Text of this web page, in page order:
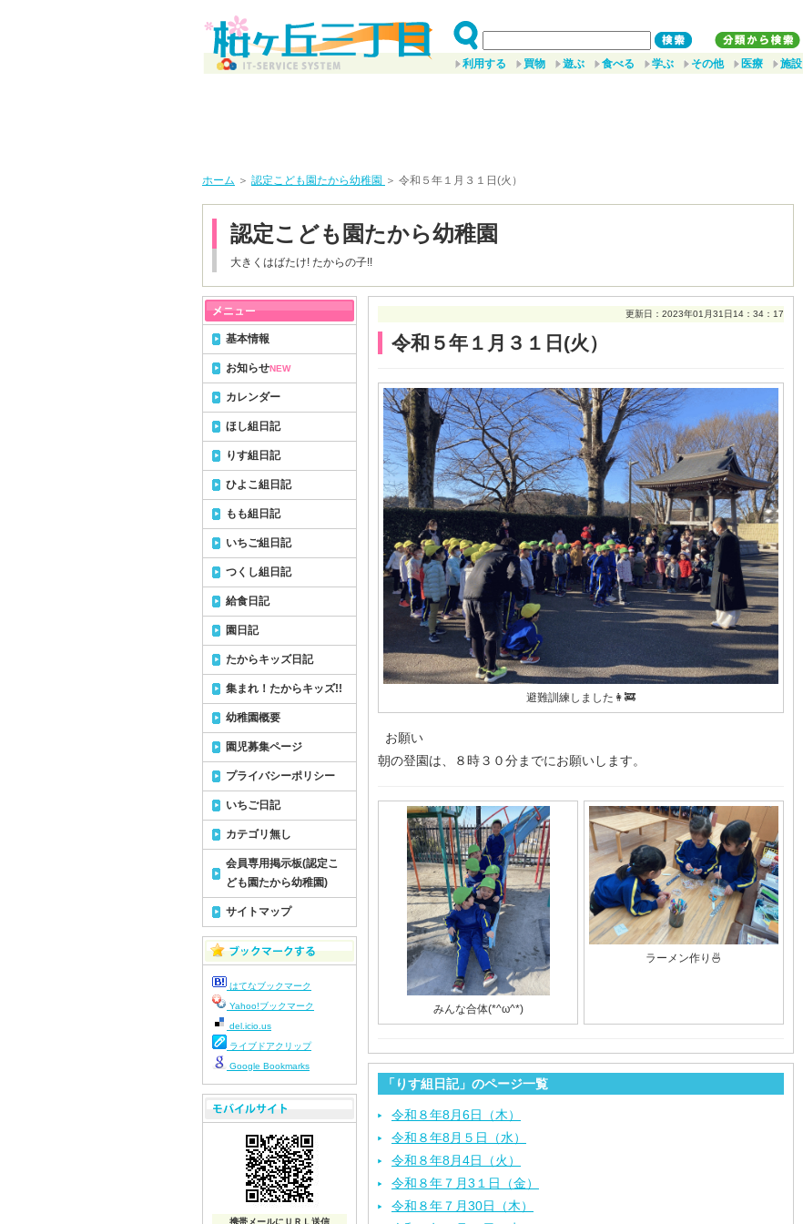
利用する 買物 遊ぶ 食べる 学ぶ その他 医療 施設
ホーム ＞ 認定こども園たから幼稚園 ＞ 令和５年１月３１日(火）
認定こども園たから幼稚園
大きくはばたけ! たからの子!!
更新日：2023年01月31日14：34：17
令和５年１月３１日(火）
避難訓練しました👩‍🚒
お願い
朝の登園は、８時３０分までにお願いします。
みんな合体(*^ω^*)
ラーメン作り🍜
「りす組日記」のページ一覧
令和８年8月6日（木）
令和８年8月５日（水）
令和８年8月4日（火）
令和８年７月3１日（金）
令和８年７月30日（木）
基本情報
お知らせNEW
カレンダー
ほし組日記
りす組日記
ひよこ組日記
もも組日記
いちご組日記
つくし組日記
給食日記
園日記
たからキッズ日記
集まれ！たからキッズ!!
幼稚園概要
園児募集ページ
プライバシーポリシー
いちご日記
カテゴリ無し
会員専用掲示板(認定こ
ども園たから幼稚園)
サイトマップ
はてなブックマーク
Yahoo!ブックマーク
del.icio.us
ライブドアクリップ
Google Bookmarks
携帯メールにＵＲＬ送信